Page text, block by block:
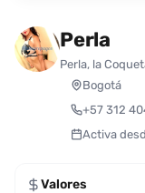
Perla
Perla, la
Bogotá
+57 312
Activa
Valores